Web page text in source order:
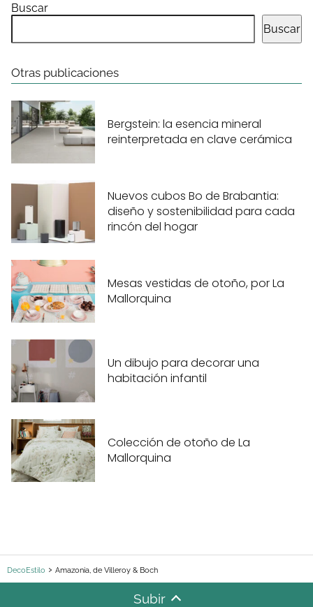
Buscar
Buscar
Otras publicaciones
Bergstein: la esencia mineral
reinterpretada en clave cerámica
Nuevos cubos Bo de Brabantia:
diseño y sostenibilidad para cada
rincón del hogar
Mesas vestidas de otoño, por La
Mallorquina
Un dibujo para decorar una
habitación infantil
Colección de otoño de La
Mallorquina
DecoEstilo Amazonia, de Villeroy & Boch
Subir